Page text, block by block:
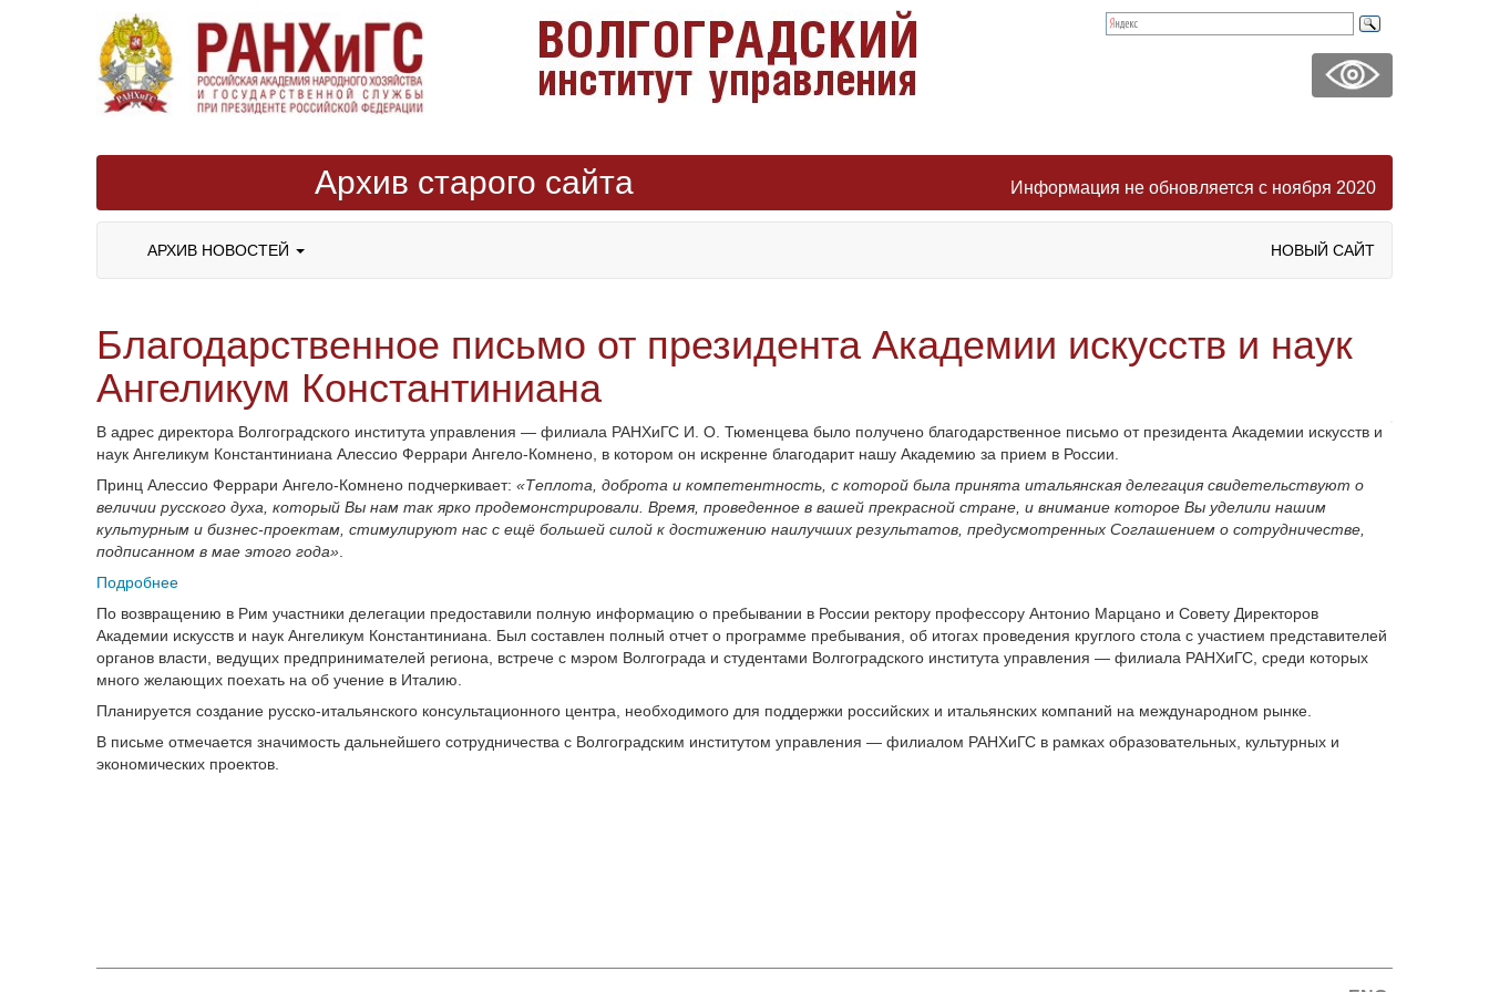
Архив старого сайта Информация не обновляется с ноября 2020
АРХИВ НОВОСТЕЙ НОВЫЙ САЙТ
Благодарственное письмо от президента Академии искусств и наук
Ангеликум Константиниана
В адрес директора Волгоградского института управления — филиала РАНХиГС И. О. Тюменцева было получено благодарственное письмо от президента Академии искусств и
наук Ангеликум Константиниана Алессио Феррари Ангело-Комнено, в котором он искренне благодарит нашу Академию за прием в России.
Принц Алессио Феррари Ангело-Комнено подчеркивает: «Теплота, доброта и компетентность, с которой была принята итальянская делегация свидетельствуют о
величии русского духа, который Вы нам так ярко продемонстрировали. Время, проведенное в вашей прекрасной стране, и внимание которое Вы уделили нашим
культурным и бизнес-проектам, стимулируют нас с ещё большей силой к достижению наилучших результатов, предусмотренных Соглашением о сотрудничестве,
подписанном в мае этого года»
Подробнее
По возвращению в Рим участники делегации предоставили полную информацию о пребывании в России ректору профессору Антонио Марцано и Совету Директоров
Академии искусств и наук Ангеликум Константиниана. Был составлен полный отчет о программе пребывания, об итогах проведения круглого стола с участием представителей
органов власти, ведущих предпринимателей региона, встрече с мэром Волгограда и студентами Волгоградского института управления — филиала РАНХиГС, среди которых
много желающих поехать на об учение в Италию.
Планируется создание русско-итальянского консультационного центра, необходимого для поддержки российских и итальянских компаний на международном рынке.
В письме отмечается значимость дальнейшего сотрудничества с Волгоградским институтом управления — филиалом РАНХиГС в рамках образовательных, культурных и
экономических проектов.